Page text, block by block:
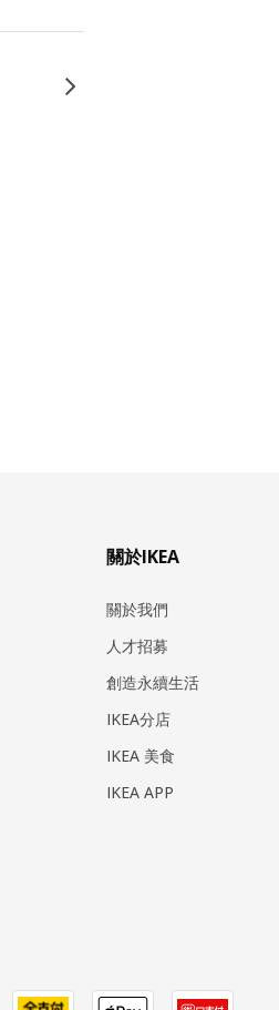
關於IKEA
關於我們
人才招募
創造永續生活
IKEA分店
IKEA 美食
IKEA APP